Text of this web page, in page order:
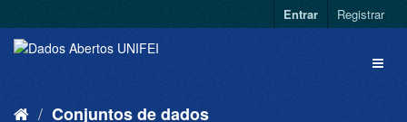
Entrar Registrar
Conjuntos de dados